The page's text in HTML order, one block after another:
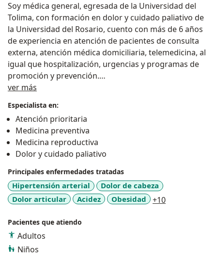
Soy médica general, egresada de la Universidad del
Tolima, con formación en dolor y cuidado paliativo de
la Universidad del Rosario, cuento con más de 6 años
de experiencia en atención de pacientes de consulta
externa, atención médica domiciliaria, telemedicina, al
igual que hospitalización, urgencias y programas de
promoción y prevención.
Amo lo que hago, y a eso atribuyo la facilidad de
pacientes, aportando a la mejoria de su Salud.
ver más
Especialista en:
Atención prioritaria
Medicina preventiva
Medicina reproductiva
Dolor y cuidado paliativo
Principales enfermedades tratadas
Hipertensión arterial
Dolor de cabeza
Dolor articular
Acidez Obesidad +10
Pacientes que atiendo
Adultos
Niños